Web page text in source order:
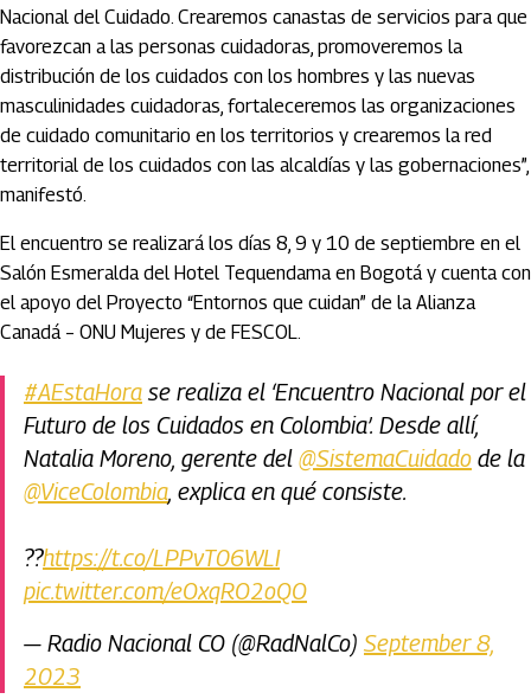
Nacional del Cuidado. Crearemos canastas de servicios para que
favorezcan a las personas cuidadoras, promoveremos la
distribución de los cuidados con los hombres y las nuevas
masculinidades cuidadoras, fortaleceremos las organizaciones
de cuidado comunitario en los territorios y crearemos la red
territorial de los cuidados con las alcaldías y las gobernaciones”,
manifestó.
El encuentro se realizará los días 8, 9 y 10 de septiembre en el
Salón Esmeralda del Hotel Tequendama en Bogotá y cuenta con
el apoyo del Proyecto “Entornos que cuidan” de la Alianza
Canadá – ONU Mujeres y de FESCOL.
#AEstaHora se realiza el ‘Encuentro Nacional por el
Futuro de los Cuidados en Colombia’. Desde allí,
Natalia Moreno, gerente del @SistemaCuidado de la
@ViceColombia, explica en qué consiste.
??https://t.co/LPPvT06WLI
pic.twitter.com/eOxqRO2oQO
— Radio Nacional CO (@RadNalCo) September 8,
2023